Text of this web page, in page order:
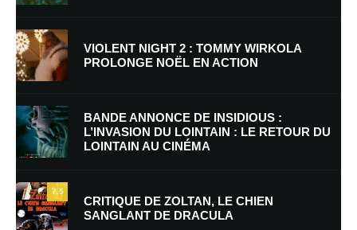
Nom*
E-mail
Enregistrer mon nom, mon e-mail et mon site dans le navigateur pour
mon prochain commentaire.
Prévenez-moi de tous les nouveaux commentaires par e-mail.
VIOLENT NIGHT 2 : TOMMY WIRKOLA
PROLONGE NOËL EN ACTION
BANDE ANNONCE DE INSIDIOUS :
L’INVASION DU LOINTAIN : LE RETOUR DU
LOINTAIN AU CINÉMA
7.5
CRITIQUE DE ZOLTAN, LE CHIEN
SANGLANT DE DRACULA